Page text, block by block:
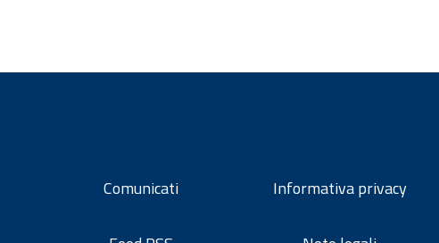
Comunicati Informativa privacy